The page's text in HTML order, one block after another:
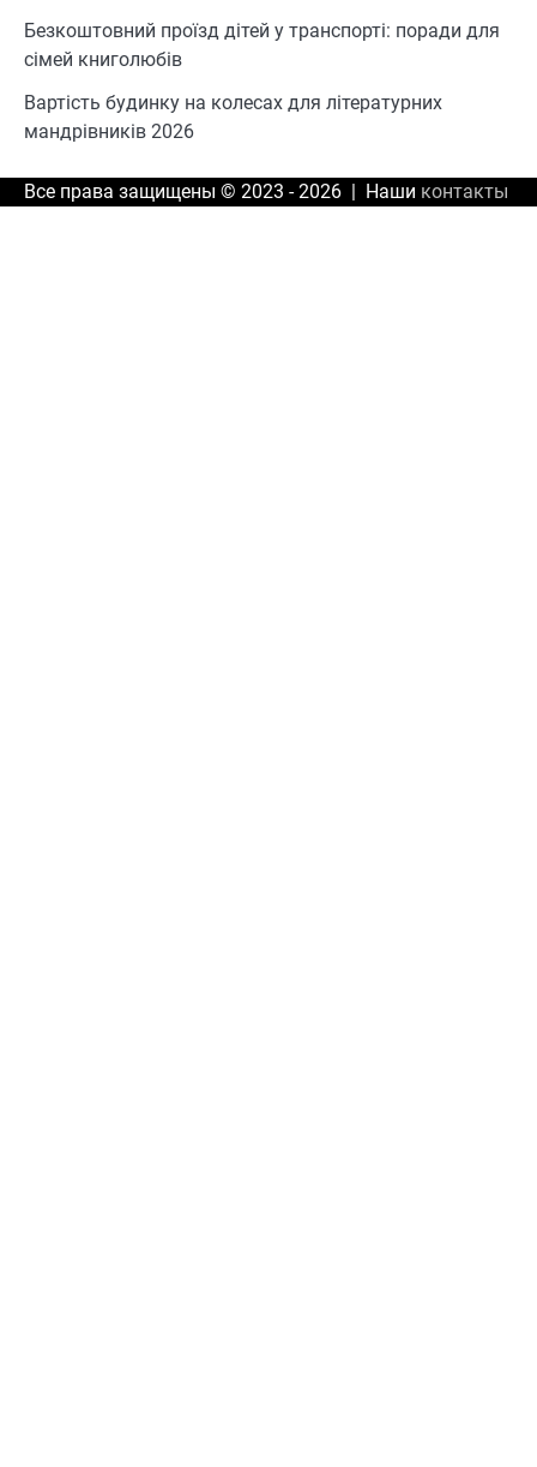
Безкоштовний проїзд дітей у транспорті: поради для
сімей книголюбів
Вартість будинку на колесах для літературних
мандрівників 2026
Все права защищены © 2023 - 2026 | Наши контакты